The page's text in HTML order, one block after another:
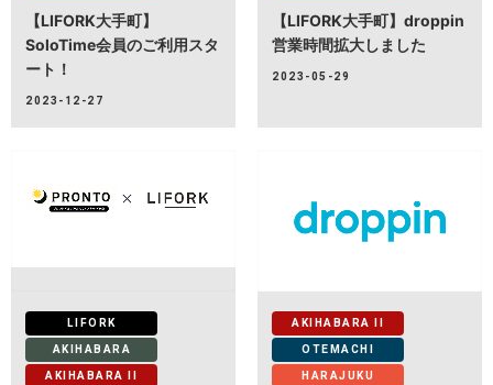
【LIFORK大手町】
SoloTime会員のご利用スタ
ート！
2023-12-27
【LIFORK大手町】droppin
営業時間拡大しました
2023-05-29
LIFORK
AKIHABARA
AKIHABARA II
AKIHABARA II
OTEMACHI
HARAJUKU